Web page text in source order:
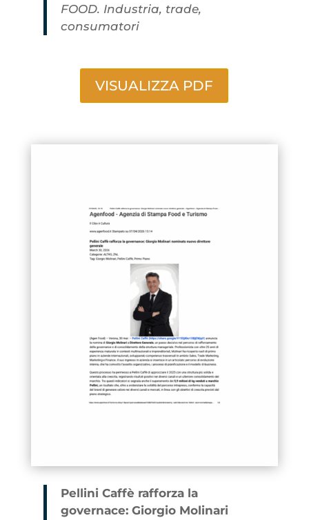
FOOD. Industria, trade,
consumatori
VISUALIZZA PDF
Pellini Caffè rafforza la
governace: Giorgio Molinari